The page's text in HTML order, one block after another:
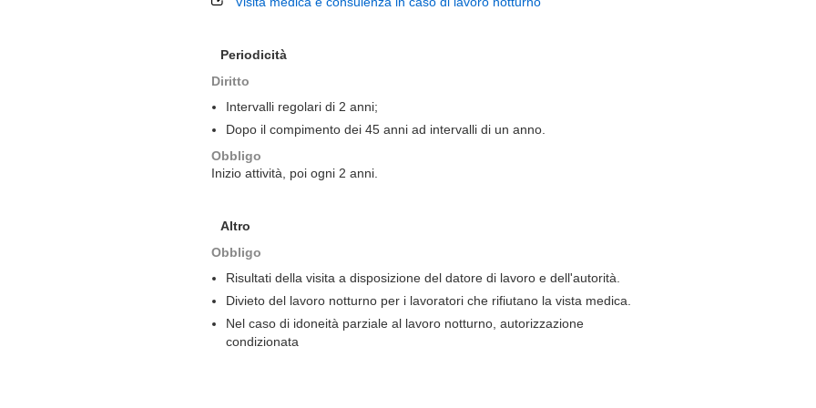
Periodicità
Diritto
Intervalli regolari di 2 anni;
Dopo il compimento dei 45 anni ad intervalli di un anno.
Obbligo
Inizio attività, poi ogni 2 anni.
Altro
Obbligo
Risultati della visita a disposizione del datore di lavoro e dell'autorità.
Divieto del lavoro notturno per i lavoratori che rifiutano la vista medica.
Nel caso di idoneità parziale al lavoro notturno, autorizzazione
condizionata